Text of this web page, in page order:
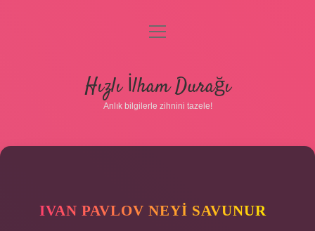
Gizlilik Politikası
Hakkımızda
menüyü
Hızlı İlham Durağı
Anlık bilgilerle zihnini tazele!
IVAN PAVLOV NEYI SAVUNUR